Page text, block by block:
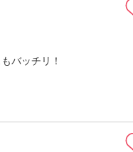
バッチリ！